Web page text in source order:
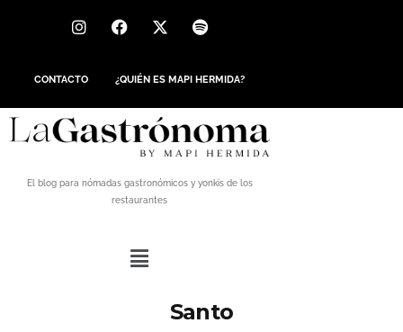
CONTACTO ¿QUIÉN ES MAPI HERMIDA?
El blog para nómadas gastronómicos y yonkis de los
restaurantes
Santo